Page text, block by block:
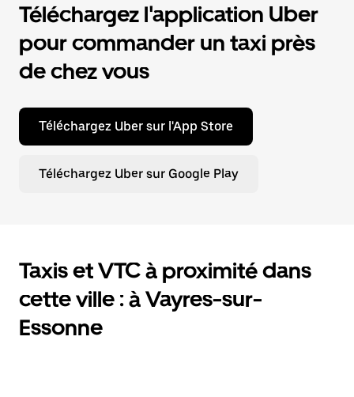
Téléchargez l'application Uber
pour commander un taxi près
de chez vous
Téléchargez Uber sur l'App Store
Téléchargez Uber sur Google Play
Taxis et VTC à proximité dans
cette ville : à Vayres-sur-
Essonne